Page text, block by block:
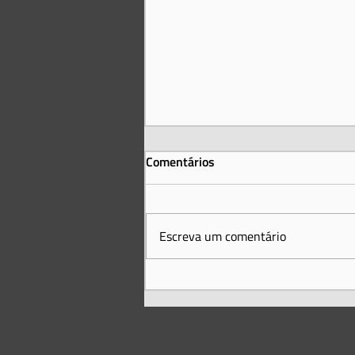
realizado o Segundo
Comentários
Escreva um comentário